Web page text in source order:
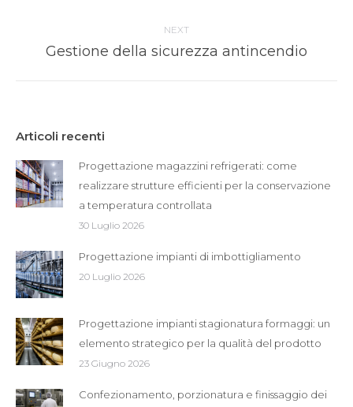
NEXT
Next
Gestione della sicurezza antincendio
Articoli recenti
Progettazione magazzini refrigerati: come
realizzare strutture efficienti per la conservazione
a temperatura controllata
30 Luglio 2026
Progettazione impianti di imbottigliamento
20 Luglio 2026
Progettazione impianti stagionatura formaggi: un
elemento strategico per la qualità del prodotto
23 Giugno 2026
Confezionamento, porzionatura e finissaggio dei